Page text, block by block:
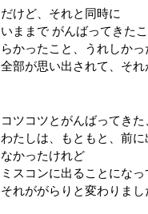
だけど、それと同時に
いままで がんばってきた
らかったこと、うれしかっ
全部が思い出されて、そ
コツコツとがんばってき
わたしは、もともと、前
なかったけれど
ミスコンに出ることになっ
それががらりと変わりまし